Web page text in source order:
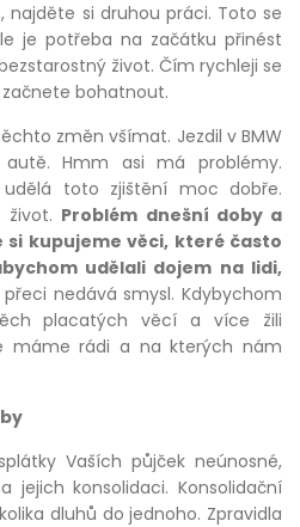
najděte si druhou práci. Toto se
je potřeba na začátku přinést
život. Čím rychleji se
bohatnout.
změn všímat. Jezdil v BMW
Hmm asi má problémy.
toto zjištění moc dobře.
Problém dnešní doby a
kupujeme věci, které často
udělali dojem na lidi,
přeci nedává smysl. Kdybychom
placatých věcí a více žili
máme rádi a na kterých nám
Vaších půjček neúnosné,
konsolidaci. Konsolidační
dluhů do jednoho. Zpravidla